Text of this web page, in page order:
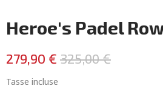
Heroe's Padel
279,90 € 325,00 €
Tasse incluse